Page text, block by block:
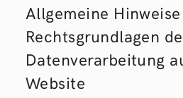
Allgemeine
Rechtsgrundlagen
Datenverarbeitung
Website